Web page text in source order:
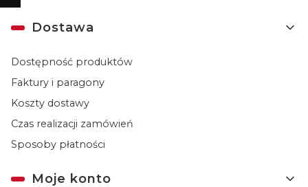
Dostawa
Dostępność produktów
Faktury i paragony
Koszty dostawy
Czas realizacji zamówień
Sposoby płatności
Moje konto